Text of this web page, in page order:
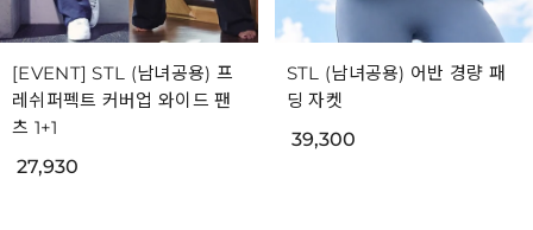
[EVENT] STL (남녀공용) 프
레쉬퍼펙트 커버업 와이드 팬
츠 1+1
27,930
STL (남녀공용) 어반 경량 패
딩 자켓
39,300